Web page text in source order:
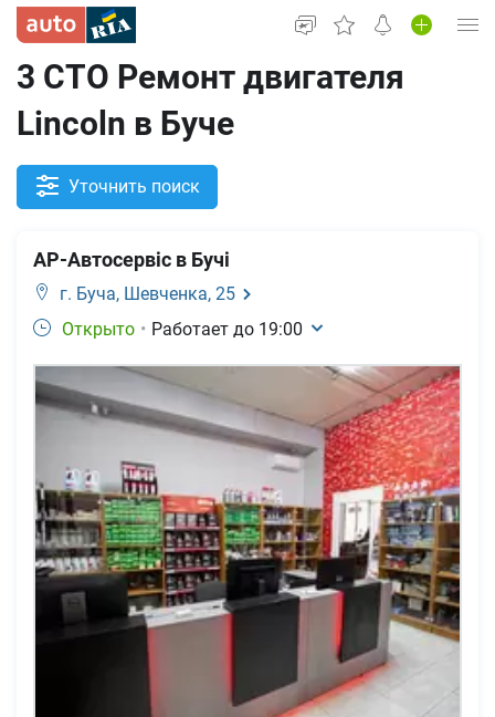
Вход в кабинет
Автомобили б/у
Новые авто
Новости
Все для авто
3 СТО Ремонт двигателя
Lincoln в Буче
Уточнить поиск
АР-Автосервіс в Бучі
г. Буча, Шевченка, 25
Открыто • Работает до 19:00